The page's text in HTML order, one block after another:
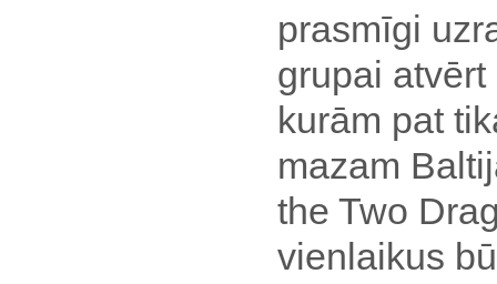
prasmīgi
grupai
kurām pat
mazam
the Two
vienlaikus